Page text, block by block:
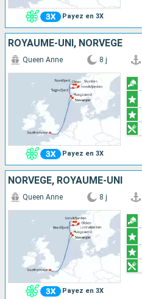
Payez en 3X
ROYAUME-UNI, NORVÈGE
Payez en 3X
Queen Anne 8 j
NORVÈGE, ROYAUME-UNI
Payez en 3X
Queen Anne 8 j